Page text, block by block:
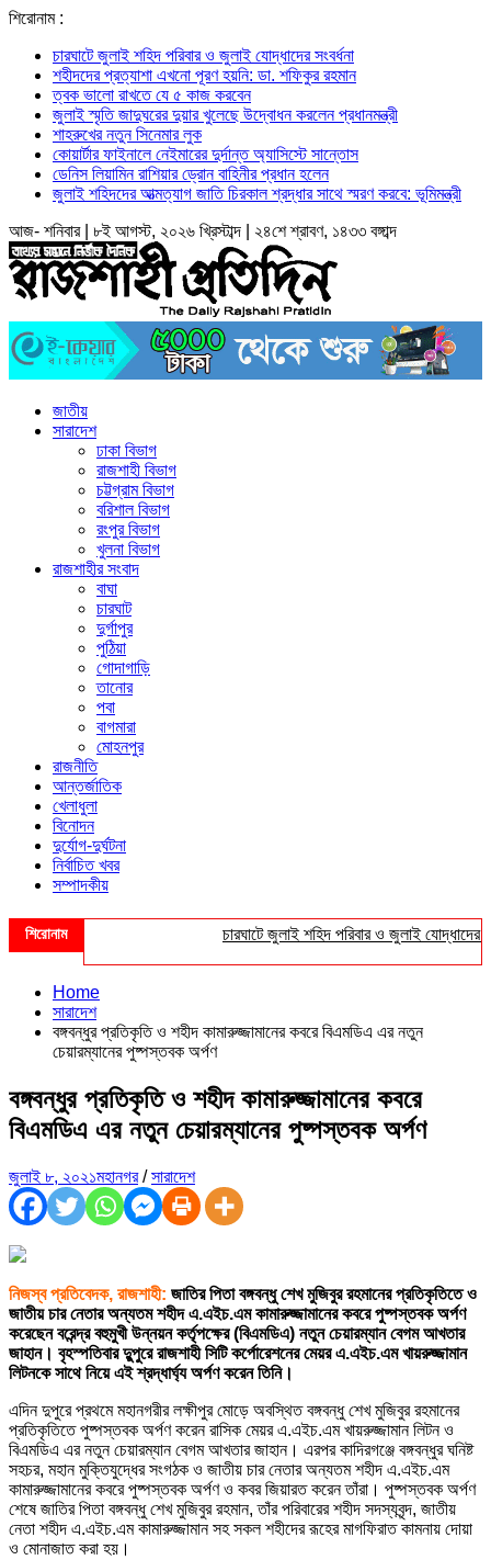
শিরোনাম :
চারঘাটে জুলাই শহিদ পরিবার ও জুলাই যোদ্ধাদের সংবর্ধনা
শহীদদের প্রত্যাশা এখনো পূরণ হয়নি: ডা. শফিকুর রহমান
ত্বক ভালো রাখতে যে ৫ কাজ করবেন
জুলাই স্মৃতি জাদুঘরের দুয়ার খুলেছে উদ্বোধন করলেন প্রধানমন্ত্রী
শাহরুখের নতুন সিনেমার লুক
কোয়ার্টার ফাইনালে নেইমারের দুর্দান্ত অ্যাসিস্টে সান্তোস
ডেনিস লিয়ামিন রাশিয়ার ড্রোন বাহিনীর প্রধান হলেন
জুলাই শহিদদের আত্মত্যাগ জাতি চিরকাল শ্রদ্ধার সাথে স্মরণ করবে: ভূমিমন্ত্রী
আজ- শনিবার | ৮ই আগস্ট, ২০২৬ খ্রিস্টাব্দ | ২৪শে শ্রাবণ, ১৪৩৩ বঙ্গাব্দ
জাতীয়
সারাদেশ
ঢাকা বিভাগ
রাজশাহী বিভাগ
চট্টগ্রাম বিভাগ
বরিশাল বিভাগ
রংপুর বিভাগ
খুলনা বিভাগ
রাজশাহীর সংবাদ
বাঘা
চারঘাট
দুর্গাপুর
পুঠিয়া
গোদাগাড়ি
তানোর
পবা
বাগমারা
মোহনপুর
রাজনীতি
আন্তর্জাতিক
খেলাধুলা
বিনোদন
দুর্যোগ-দুর্ঘটনা
নির্বাচিত খবর
সম্পাদকীয়
শিরোনাম চারঘাটে জুলাই শহিদ পরিবার ও জুলাই যোদ্ধাদের
Home
সারাদেশ
বঙ্গবন্ধুর প্রতিকৃতি ও শহীদ কামারুজ্জামানের কবরে বিএমডিএ এর নতুন
চেয়ারম্যানের পুষ্পস্তবক অর্পণ
বঙ্গবন্ধুর প্রতিকৃতি ও শহীদ কামারুজ্জামানের কবরে
বিএমডিএ এর নতুন চেয়ারম্যানের পুষ্পস্তবক অর্পণ
জুলাই ৮, ২০২১মহানগর/সারাদেশ
নিজস্ব প্রতিবেদক, রাজশাহী: জাতির পিতা বঙ্গবন্ধু শেখ মুজিবুর রহমানের প্রতিকৃতিতে ও
জাতীয় চার নেতার অন্যতম শহীদ এ.এইচ.এম কামারুজ্জামানের কবরে পুষ্পস্তবক অর্পণ
করেছেন বরেন্দ্র বহুমুখী উন্নয়ন কর্তৃপক্ষের (বিএমডিএ) নতুন চেয়ারম্যান বেগম আখতার
জাহান। বৃহস্পতিবার দুুপুরে রাজশাহী সিটি কর্পোরেশনের মেয়র এ.এইচ.এম খায়রুজ্জামান
লিটনকে সাথে নিয়ে এই শ্রদ্ধার্ঘ্য অর্পণ করেন তিনি।
এদিন দুপুরে প্রথমে মহানগরীর লক্ষীপুর মোড়ে অবস্থিত বঙ্গবন্ধু শেখ মুজিবুর রহমানের
প্রতিকৃতিতে পুষ্পস্তবক অর্পণ করেন রাসিক মেয়র এ.এইচ.এম খায়রুজ্জামান লিটন ও
বিএমডিএ এর নতুন চেয়ারম্যান বেগম আখতার জাহান। এরপর কাদিরগঞ্জে বঙ্গবন্ধুর ঘনিষ্ট
সহচর, মহান মুক্তিযুদ্ধের সংগঠক ও জাতীয় চার নেতার অন্যতম শহীদ এ.এইচ.এম
কামারুজ্জামানের কবরে পুষ্পস্তবক অর্পণ ও কবর জিয়ারত করেন তাঁরা। পুষ্পস্তবক অর্পণ
শেষে জাতির পিতা বঙ্গবন্ধু শেখ মুজিবুর রহমান, তাঁর পরিবারের শহীদ সদস্যবৃন্দ, জাতীয়
নেতা শহীদ এ.এইচ.এম কামারুজ্জামান সহ সকল শহীদের রূহের মাগফিরাত কামনায় দোয়া
ও মোনাজাত করা হয়।